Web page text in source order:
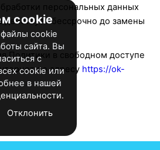
cookie
cookie
сайта. Вы
с
cookie или
в нашей
.
Отклонить
персональных данных
бессрочно до замены
Политики в свободном доступе
по адресу https://ok-